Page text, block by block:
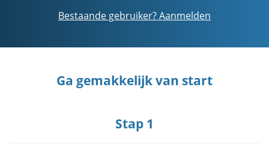
Bestaande gebruiker? Aanmelden
Ga gemakkelijk van start
Stap 1